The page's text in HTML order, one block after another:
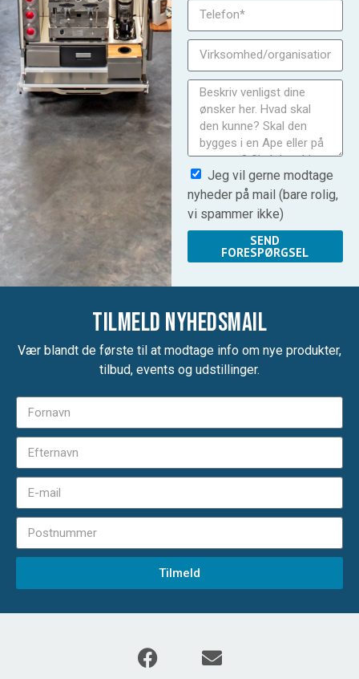
Jeg vil gerne modtage
nyheder på mail (bare rolig,
vi spammer ikke)
SEND
FORESPØRGSEL
Tilmeld nyhedsmail
Vær blandt de første til at modtage info om nye produkter,
tilbud, events og udstillinger.
Tilmeld